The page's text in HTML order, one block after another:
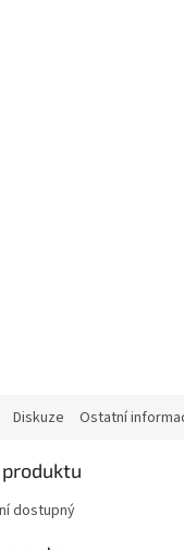
Diskuze Ostatní
dostupný